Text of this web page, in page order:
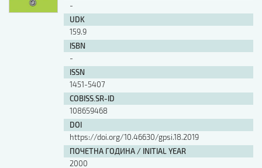
УПУТСТВА
Правилник о издавачкој делатности
Упутство ауторима
Упутство уредницима
Изјава о ауторству
Изјава о лектури
Изјава о коришћењу ауторског дела
Упутство за бирање лиценце
Уговор са аутором
Шаблон прве стране и импресума [B5, ћир]
Шаблон прве стране и импресума [B5, лат]
Шаблон прве стране и импресума [B5, енг]
-
UDK
159.9
ISBN
-
ISSN
1451-5407
COBISS.SR-ID
108659468
DOI
https://doi.org/10.46630/gpsi.18.2019
ПОЧЕТНА ГОДИНА / INITIAL YEAR
2000